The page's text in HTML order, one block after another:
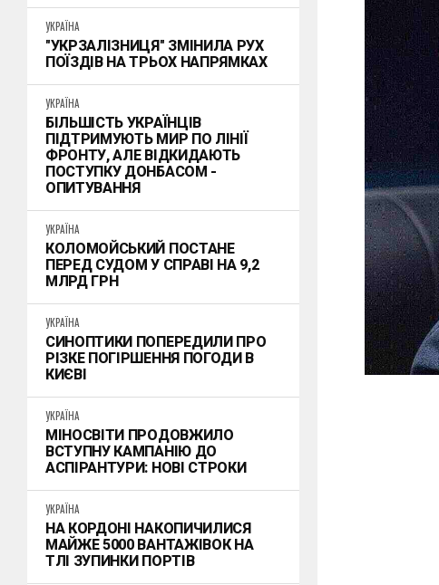
УКРАЇНА
"УКРЗАЛІЗНИЦЯ" ЗМІНИЛА РУХ
ПОЇЗДІВ НА ТРЬОХ НАПРЯМКАХ
УКРАЇНА
БІЛЬШІСТЬ УКРАЇНЦІВ
ПІДТРИМУЮТЬ МИР ПО ЛІНІЇ
ФРОНТУ, АЛЕ ВІДКИДАЮТЬ
ПОСТУПКУ ДОНБАСОМ -
ОПИТУВАННЯ
УКРАЇНА
КОЛОМОЙСЬКИЙ ПОСТАНЕ
ПЕРЕД СУДОМ У СПРАВІ НА 9,2
МЛРД ГРН
УКРАЇНА
СИНОПТИКИ ПОПЕРЕДИЛИ ПРО
РІЗКЕ ПОГІРШЕННЯ ПОГОДИ В
КИЄВІ
УКРАЇНА
МІНОСВІТИ ПРОДОВЖИЛО
ВСТУПНУ КАМПАНІЮ ДО
АСПІРАНТУРИ: НОВІ СТРОКИ
УКРАЇНА
НА КОРДОНІ НАКОПИЧИЛИСЯ
МАЙЖЕ 5000 ВАНТАЖІВОК НА
ТЛІ ЗУПИНКИ ПОРТІВ